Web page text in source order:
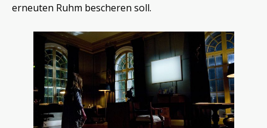
erneuten Ruhm bescheren soll.